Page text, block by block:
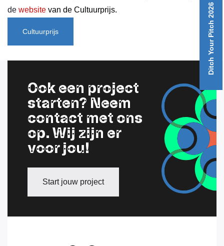
Ditch Your Pitch 2026
de website van de Cultuurprijs.
Cultuurprijs
Ook een project
starten? Neem
contact met ons
op. Wij zijn er
voor jou!
Start jouw project